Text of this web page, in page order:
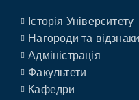
Історія Університету
Нагороди та відзнаки
Адміністрація
Факультети
Кафедри